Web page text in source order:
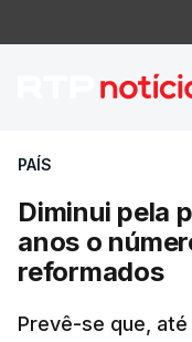
Diminui
PAÍS
Diminui pela
anos o
reformados
Prevê-se que,